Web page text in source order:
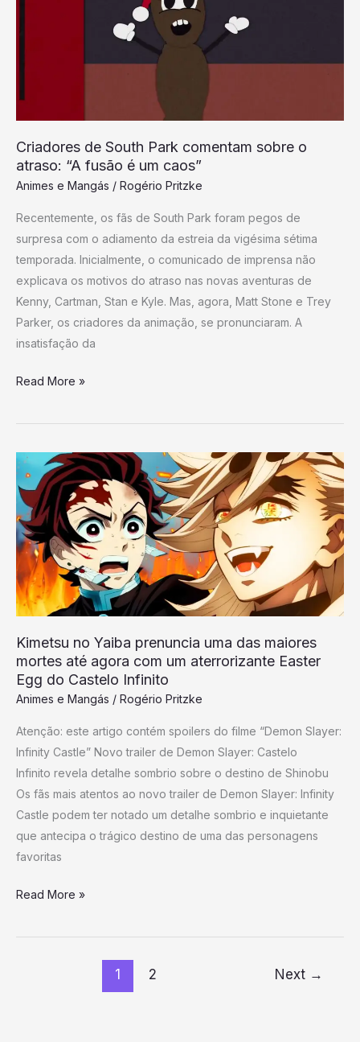
Criadores de South Park comentam sobre o
atraso: “A fusão é um caos”
Animes e Mangás / Rogério Pritzke
Recentemente, os fãs de South Park foram pegos de
surpresa com o adiamento da estreia da vigésima sétima
temporada. Inicialmente, o comunicado de imprensa não
explicava os motivos do atraso nas novas aventuras de
Kenny, Cartman, Stan e Kyle. Mas, agora, Matt Stone e Trey
Parker, os criadores da animação, se pronunciaram. A
insatisfação da
é
um
Read More »
Kimetsu no Yaiba prenuncia uma das maiores
mortes até agora com um aterrorizante Easter
Egg do Castelo Infinito
Animes e Mangás / Rogério Pritzke
Atenção: este artigo contém spoilers do filme “Demon Slayer:
Infinity Castle” Novo trailer de Demon Slayer: Castelo
Infinito revela detalhe sombrio sobre o destino de Shinobu
Os fãs mais atentos ao novo trailer de Demon Slayer: Infinity
Castle podem ter notado um detalhe sombrio e inquietante
que antecipa o trágico destino de uma das personagens
favoritas
Kimetsu
no
Yaiba
prenuncia
uma
das
maiores
mortes
agora
com
um
Easter
Egg
do
Castelo
Infinito
Read More »
1 2 Next →